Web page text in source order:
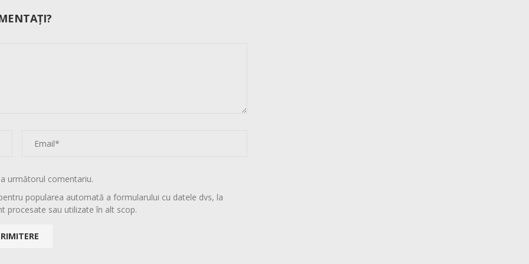
următorul comentariu.
popularea automată a formularului cu datele dvs, la
procesate sau utilizate în alt scop.